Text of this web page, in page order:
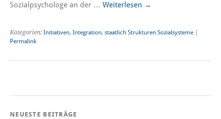
Sozialpsychologe an der … Weiterlesen →
Kategorien: Initiativen, Integration, staatlich Strukturen Sozialsysteme
Permalink
NEUESTE BEITRÄGE